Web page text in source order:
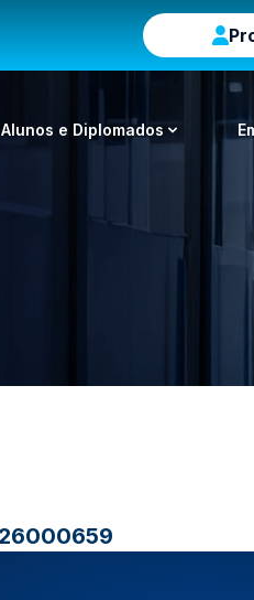
Alunos e Diplomados